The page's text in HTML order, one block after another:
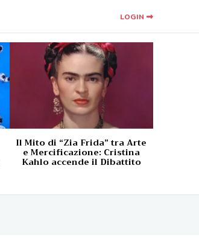
LOGIN
Il Mito di “Zia Frida” tra Arte
e Mercificazione: Cristina
Kahlo accende il Dibattito